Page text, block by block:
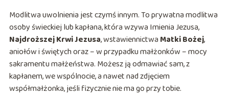
Modlitwa uwolnienia jest czymś innym. To prywatna modlitwa
osoby świeckiej lub kapłana, która wzywa Imienia Jezusa,
Najdroższej Krwi Jezusa, wstawiennictwa Matki Bożej,
aniołów i świętych oraz – w przypadku małżonków – mocy
sakramentu małżeństwa. Możesz ją odmawiać sam, z
kapłanem, we wspólnocie, a nawet nad zdjęciem
współmałżonka, jeśli fizycznie nie ma go przy tobie.